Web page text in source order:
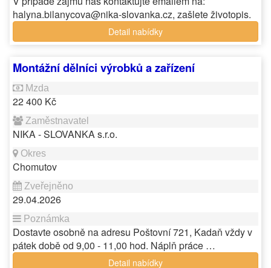
halyna.bilanycova@nika-slovanka.cz, zašlete životopis.
Detail nabídky
Montážní dělníci výrobků a zařízení
22 400 Kč
NIKA - SLOVANKA s.r.o.
Chomutov
29.04.2026
Dostavte osobně na adresu Poštovní 721, Kadaň vždy v
pátek době od 9,00 - 11,00 hod. Náplň práce …
Detail nabídky